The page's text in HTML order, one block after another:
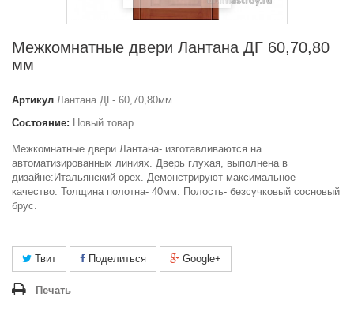
Межкомнатные двери Лантана ДГ 60,70,80
мм
Артикул Лантана ДГ- 60,70,80мм
Состояние: Новый товар
Межкомнатные двери Лантана- изготавливаются на
автоматизированных линиях. Дверь глухая, выполнена в
дизайне:Итальянский орех. Демонстрируют максимальное
качество. Толщина полотна- 40мм. Полость- безсучковый сосновый
брус.
Твит Поделиться Google+
Печать